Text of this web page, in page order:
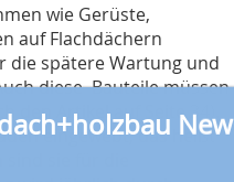
wie Gerüste,
auf Flachdächern
die spätere Wartung und
diese Bauteile müssen
Artikel auf Seite 34).
eingewebt, das heißt
sie für die